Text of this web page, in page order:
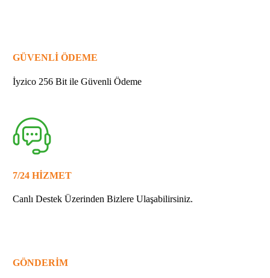
GÜVENLİ ÖDEME
İyzico 256 Bit ile Güvenli Ödeme
7/24 HİZMET
Canlı Destek Üzerinden Bizlere Ulaşabilirsiniz.
GÖNDERİM